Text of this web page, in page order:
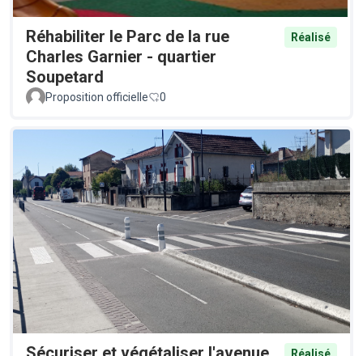
Réhabiliter le Parc de la rue
Charles Garnier - quartier
Soupetard
Réalisé
Proposition officielle 0